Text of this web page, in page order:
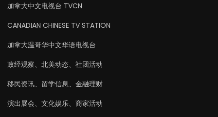
加拿大中文电视台 TVCN
CANADIAN CHINESE TV STATION
加拿大温哥华中文华语电视台
政经观察、北美动态、社团活动
移民资讯、留学信息、金融理财
演出展会、文化娱乐、商家活动